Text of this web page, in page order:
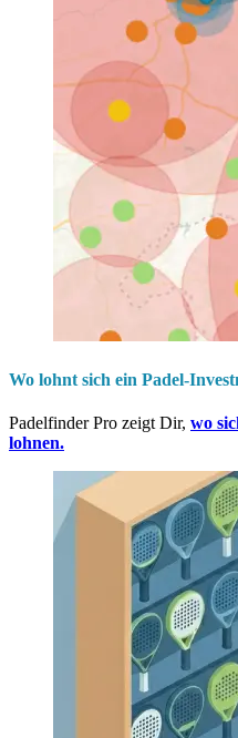
Wo lohnt sich ein Padel-
Padelfinder Pro zeigt Dir, wo
lohnen.